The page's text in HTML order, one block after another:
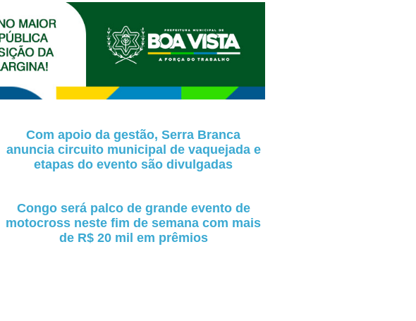
Com apoio da gestão, Serra Branca
anuncia circuito municipal de vaquejada e
etapas do evento são divulgadas
Congo será palco de grande evento de
motocross neste fim de semana com mais
de R$ 20 mil em prêmios